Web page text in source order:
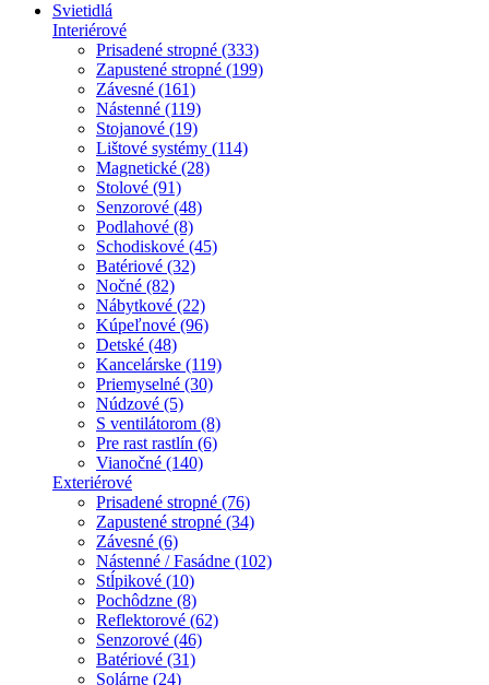
Svietidlá
Interiérové
Prisadené stropné (333)
Zapustené stropné (199)
Závesné (161)
Nástenné (119)
Stojanové (19)
Lištové systémy (114)
Magnetické (28)
Stolové (91)
Senzorové (48)
Podlahové (8)
Schodiskové (45)
Batériové (32)
Nočné (82)
Nábytkové (22)
Kúpeľnové (96)
Detské (48)
Kancelárske (119)
Priemyselné (30)
Núdzové (5)
S ventilátorom (8)
Pre rast rastlín (6)
Vianočné (140)
Exteriérové
Prisadené stropné (76)
Zapustené stropné (34)
Závesné (6)
Nástenné / Fasádne (102)
Stĺpikové (10)
Pochôdzne (8)
Reflektorové (62)
Senzorové (46)
Batériové (31)
Solárne (24)